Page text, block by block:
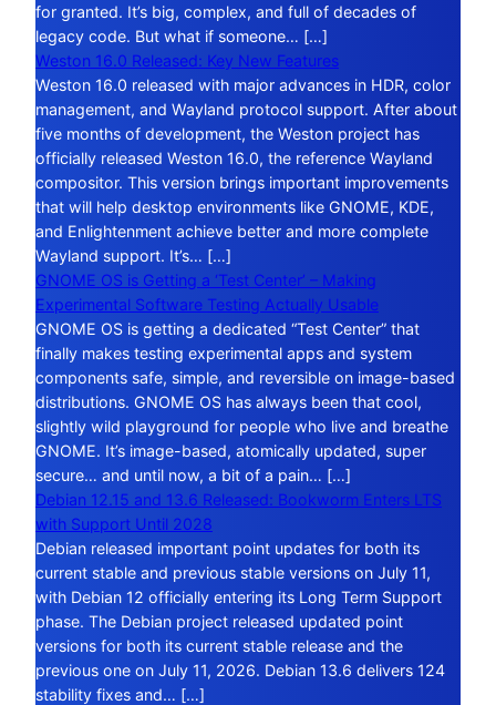
for granted. It’s big, complex, and full of decades of
legacy code. But what if someone… […]
Weston 16.0 Released: Key New Features
Weston 16.0 released with major advances in HDR, color
management, and Wayland protocol support. After about
five months of development, the Weston project has
officially released Weston 16.0, the reference Wayland
compositor. This version brings important improvements
that will help desktop environments like GNOME, KDE,
and Enlightenment achieve better and more complete
Wayland support. It’s… […]
GNOME OS is Getting a ‘Test Center’ – Making
Experimental Software Testing Actually Usable
GNOME OS is getting a dedicated “Test Center” that
finally makes testing experimental apps and system
components safe, simple, and reversible on image-based
distributions. GNOME OS has always been that cool,
slightly wild playground for people who live and breathe
GNOME. It’s image-based, atomically updated, super
secure… and until now, a bit of a pain… […]
Debian 12.15 and 13.6 Released: Bookworm Enters LTS
with Support Until 2028
Debian released important point updates for both its
current stable and previous stable versions on July 11,
with Debian 12 officially entering its Long Term Support
phase. The Debian project released updated point
versions for both its current stable release and the
previous one on July 11, 2026. Debian 13.6 delivers 124
stability fixes and… […]